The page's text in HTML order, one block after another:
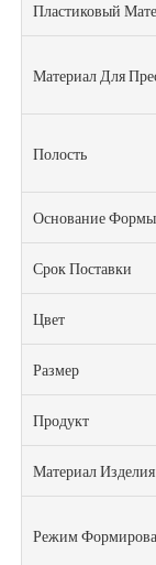
Пластиковый
Материал Для
Полость
Основание Формы
Срок Поставки
Цвет
Размер
Продукт
Материал Изделия
Режим